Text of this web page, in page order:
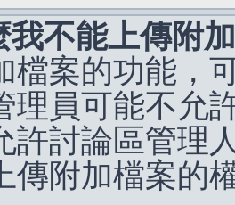
我不能上傳附
檔案的功能，
理員可能不允
許討論區管理
傳附加檔案的